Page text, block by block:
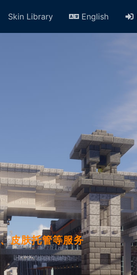
Skin Library English
皮肤托管等服务